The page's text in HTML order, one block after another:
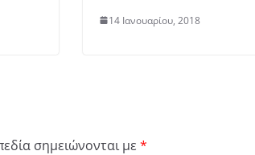
14 Ιανουαρίου, 2018
σημειώνονται με *